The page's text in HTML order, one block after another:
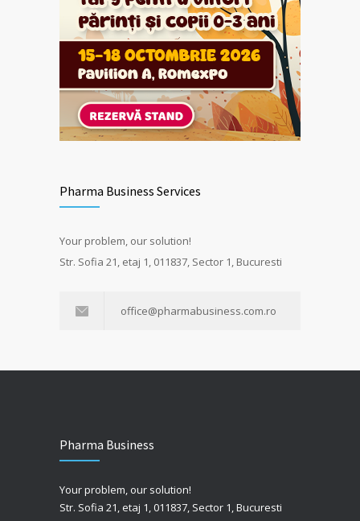
Pharma Business Services
Your problem, our solution!
Str. Sofia 21, etaj 1, 011837, Sector 1, Bucuresti
office@pharmabusiness.com.ro
Pharma Business
Your problem, our solution!
Str. Sofia 21, etaj 1, 011837, Sector 1, Bucuresti